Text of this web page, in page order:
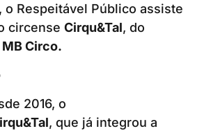
o Respeitável Público assiste
circense Cirqu&Tal, do
MB Circo.
2016, o
, que já integrou a